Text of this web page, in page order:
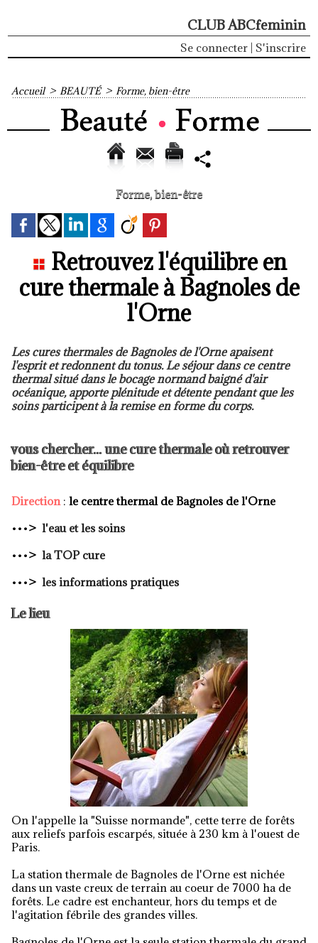
CLUB ABCfeminin
Se connecter S'inscrire
Accueil > BEAUTÉ > Forme, bien-être
Forme, bien-être
Retrouvez l'équilibre en
cure thermale à Bagnoles de
l'Orne
Les cures thermales de Bagnoles de l'Orne apaisent
l'esprit et redonnent du tonus. Le séjour dans ce centre
thermal situé dans le bocage normand baigné d'air
océanique, apporte plénitude et détente pendant que les
soins participent à la remise en forme du corps.
vous chercher... une cure thermale où retrouver
bien-être et équilibre
Direction : le centre thermal de Bagnoles de l'Orne
•••> l'eau et les soins
•••> la TOP cure
•••> les informations pratiques
Le lieu
On l'appelle la "Suisse normande", cette terre de forêts
aux reliefs parfois escarpés, située à 230 km à l'ouest de
Paris.
La station thermale de Bagnoles de l'Orne est nichée
dans un vaste creux de terrain au coeur de 7000 ha de
forêts. Le cadre est enchanteur, hors du temps et de
l'agitation fébrile des grandes villes.